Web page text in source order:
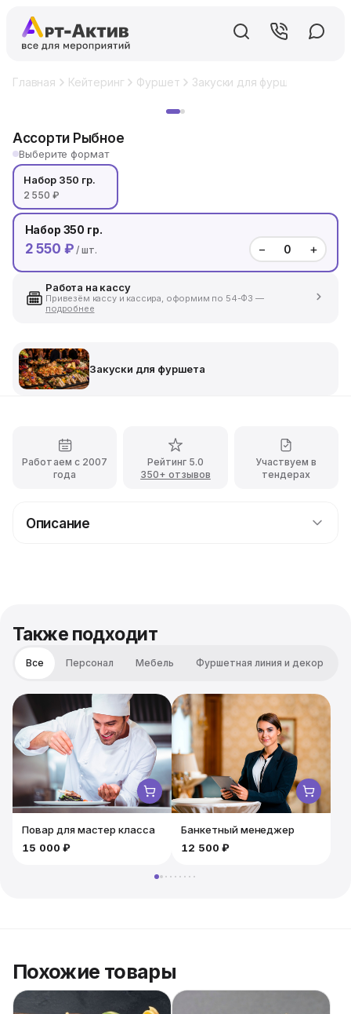
Главная Кейтеринг Фуршет Закуски для фуршета
Ассорти Рыбное
Выберите формат
Набор 350 гр.
2 550 ₽
Набор 350 гр.
2 550 ₽ / шт. − +
Работа на кассу
Привезём кассу и кассира, оформим по 54-ФЗ —
подробнее
Закуски для фуршета
Работаем с 2007
года
Рейтинг 5.0
350+ отзывов
Участвуем в
тендерах
Описание
других праздничных событий.
Также подходит
Все Персонал Мебель Фуршетная линия и декор
Повар для мастер класса
15 000 ₽
Банкетный менеджер
12 500 ₽
Похожие товары